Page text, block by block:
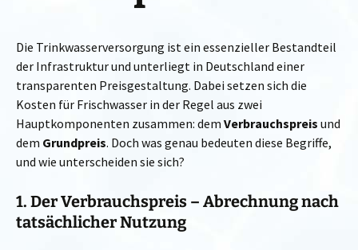
Die Trinkwasserversorgung ist ein essenzieller Bestandteil
der Infrastruktur und unterliegt in Deutschland einer
transparenten Preisgestaltung. Dabei setzen sich die
Kosten für Frischwasser in der Regel aus zwei
Hauptkomponenten zusammen: dem Verbrauchspreis und
dem Grundpreis. Doch was genau bedeuten diese Begriffe,
und wie unterscheiden sie sich?
1. Der Verbrauchspreis – Abrechnung nach
tatsächlicher Nutzung